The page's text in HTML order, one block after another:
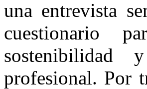
una entrevista
cuestionario
sostenibilidad
profesional. Por